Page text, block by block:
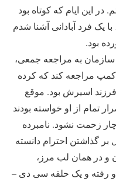
در این ایام که کوتاه بود
یک فرد آبادانی آشنا شدم
بود.
به مراجعه جمعی،
کمپ مراجعه کند که کرده
اسیرش بود. موقع
تمام از او خواسته بودند
زحمت نشود. نامبرده
گذاشتن احترام دانسته
و در همان لب مرز،
رفته و یک حلقه سی دی –